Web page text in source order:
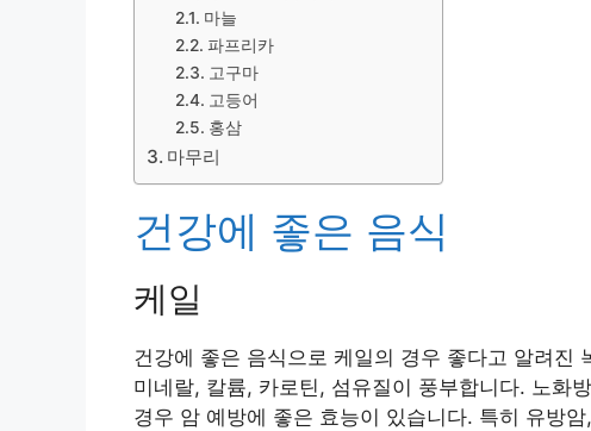
마늘
파프리카
고구마
고등어
홍삼
마무리
건강에 좋은 음식
케일
건강에 좋은 음식으로 케일의 경우 좋다고 알려진
미네랄, 칼륨, 카로틴, 섬유질이 풍부합니다. 노화
경우 암 예방에 좋은 효능이 있습니다. 특히 유방